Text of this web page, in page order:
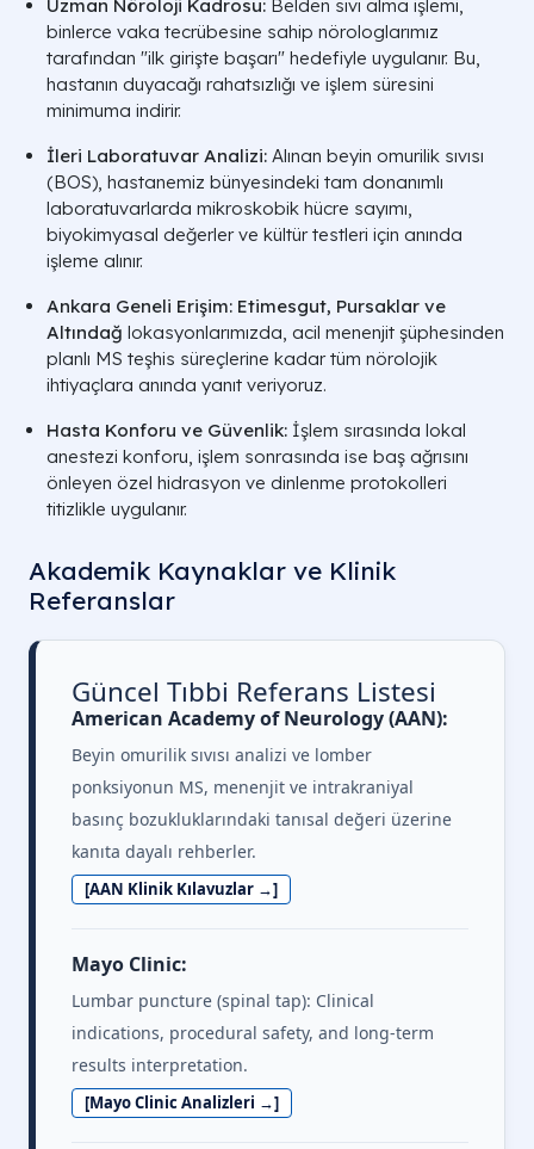
Uzman Nöroloji Kadrosu: Belden sıvı alma işlemi,
binlerce vaka tecrübesine sahip nörologlarımız
tarafından "ilk girişte başarı" hedefiyle uygulanır. Bu,
hastanın duyacağı rahatsızlığı ve işlem süresini
minimuma indirir.
İleri Laboratuvar Analizi: Alınan beyin omurilik sıvısı
(BOS), hastanemiz bünyesindeki tam donanımlı
laboratuvarlarda mikroskobik hücre sayımı,
biyokimyasal değerler ve kültür testleri için anında
işleme alınır.
Ankara Geneli Erişim: Etimesgut, Pursaklar ve
Altındağ lokasyonlarımızda, acil menenjit şüphesinden
planlı MS teşhis süreçlerine kadar tüm nörolojik
ihtiyaçlara anında yanıt veriyoruz.
Hasta Konforu ve Güvenlik: İşlem sırasında lokal
anestezi konforu, işlem sonrasında ise baş ağrısını
önleyen özel hidrasyon ve dinlenme protokolleri
titizlikle uygulanır.
Akademik Kaynaklar ve Klinik
Referanslar
Güncel Tıbbi Referans Listesi
American Academy of Neurology (AAN):
Beyin omurilik sıvısı analizi ve lomber
ponksiyonun MS, menenjit ve intrakraniyal
basınç bozukluklarındaki tanısal değeri üzerine
kanıta dayalı rehberler.
[AAN Klinik Kılavuzlar →]
Mayo Clinic:
Lumbar puncture (spinal tap): Clinical
indications, procedural safety, and long-term
results interpretation.
[Mayo Clinic Analizleri →]